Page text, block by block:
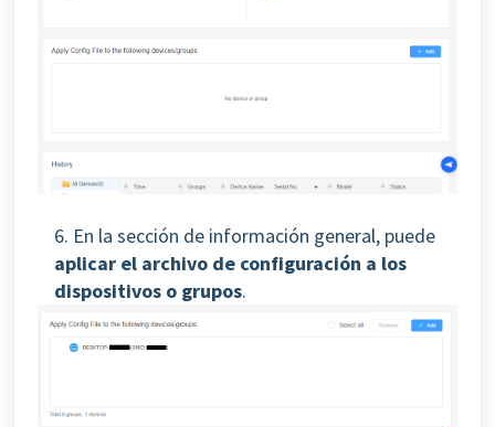
6. En la sección de información general, puede
aplicar el archivo de configuración a los
dispositivos o grupos.